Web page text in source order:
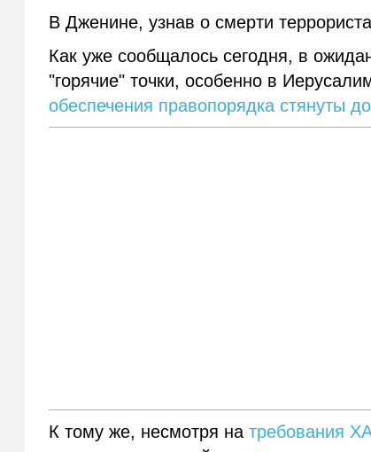
В Дженине, узнав о смерти
Как уже сообщалось сегодня, в
"горячие" точки, особенно в
обеспечения правопорядка стянуты
К тому же, несмотря натребования